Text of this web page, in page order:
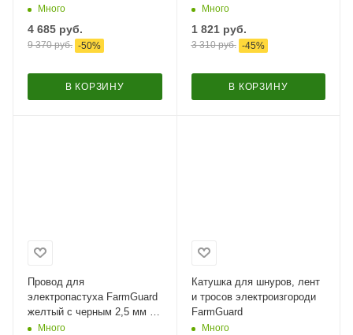
Super-6,
Много
4 685 руб.
9 370руб. -50%
В КОРЗИНУ
500 м / 3x0,2 мм
Много
1 821руб.
3 310руб. -45%
В КОРЗИНУ
Провод для
электропастуха FarmGuard
желтый с черным 2,5 мм /
1000 м / 6х0,2 мм SS
Много
Катушка для шнуров, лент
и тросов электроизгороди
FarmGuard​
Много